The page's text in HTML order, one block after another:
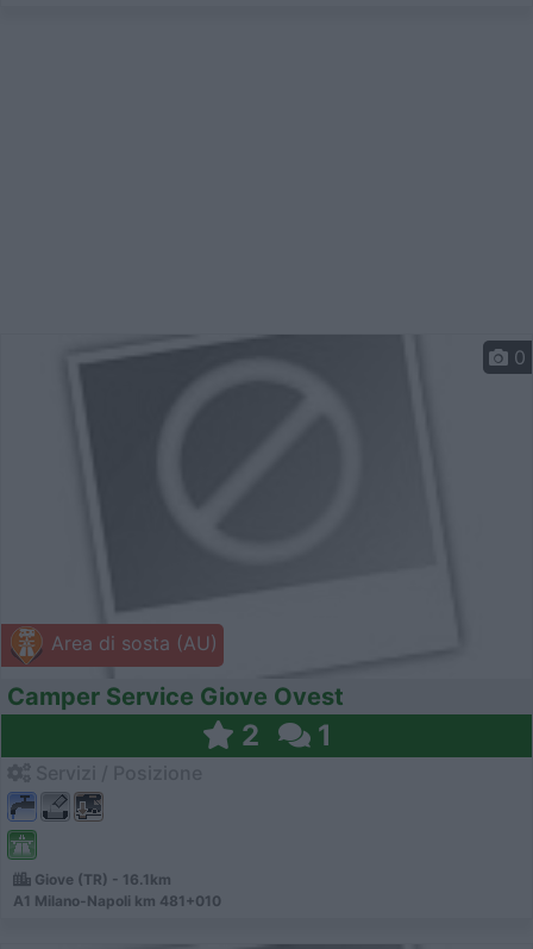
Area di sosta (AU)
0
Camper Service Giove Ovest
2 1
Giove (TR) - 16.1km
A1 Milano-Napoli km 481+010